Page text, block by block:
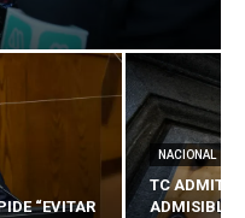
“EVITAR
NACIONAL
TC ADMITE
ADMISIBLES